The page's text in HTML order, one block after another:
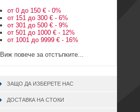
от 0 до 150 € - 0%
от 151 до 300 € - 6%
от 301 до 500 € - 9%
от 501 до 1000 € - 12%
от 1001 до 9999 € - 16%
Виж повече за отстъпките...
ЗАЩО ДА ИЗБЕРЕТЕ НАС
ДОСТАВКА НА СТОКИ